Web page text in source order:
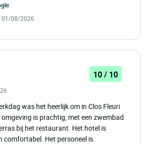
01/08/2026
10 / 10
was het heerlijk om in Clos Fleuri
omgeving is prachtig, met een zwembad
bij het restaurant. Het hotel is
comfortabel. Het personeel is